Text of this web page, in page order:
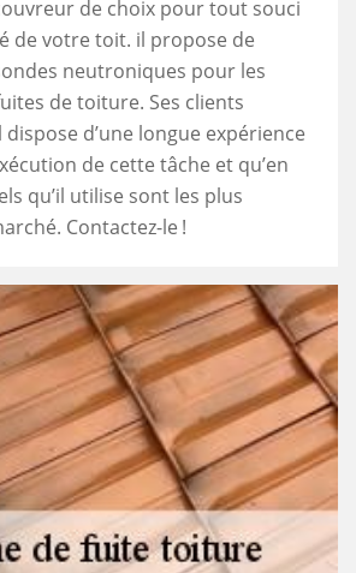
de choix pour tout souci
de votre toit. il propose de
neutroniques pour les
de toiture. Ses clients
d’une longue expérience
de cette tâche et qu’en
qu’il utilise sont les plus
Contactez-le !